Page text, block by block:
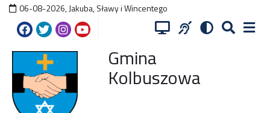
06-08-2026,Jakuba, Sławy i Wincentego
Gmina
Kolbuszowa